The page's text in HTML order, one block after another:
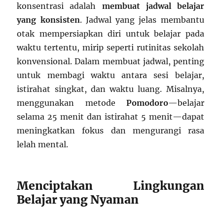
konsentrasi adalah membuat jadwal belajar
yang konsisten. Jadwal yang jelas membantu
otak mempersiapkan diri untuk belajar pada
waktu tertentu, mirip seperti rutinitas sekolah
konvensional. Dalam membuat jadwal, penting
untuk membagi waktu antara sesi belajar,
istirahat singkat, dan waktu luang. Misalnya,
menggunakan metode Pomodoro—belajar
selama 25 menit dan istirahat 5 menit—dapat
meningkatkan fokus dan mengurangi rasa
lelah mental.
Menciptakan Lingkungan
Belajar yang Nyaman